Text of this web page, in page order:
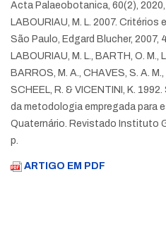
Acta Palaeobotanica, 60(2),
LABOURIAU, M. L. 2007. Critérios
São Paulo, Edgard Blucher, 2007,
LABOURIAU, M. L., BARTH, O. M.,
BARROS, M. A., CHAVES, S. A. M.,
SCHEEL, R. & VICENTINI, K.
da metodologia empregada para
Quaternário. Revistado Instituto
p.
ARTIGO EM PDF